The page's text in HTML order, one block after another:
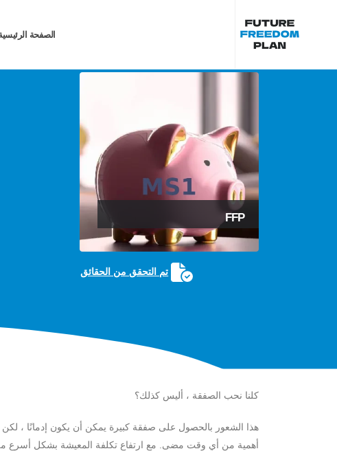
الصفحة
FFP
تم التحقق من الحقائق
كلنا نحب الصفقة ، أليس كذلك؟
هذا الشعور بالحصول على صفقة كبيرة يمكن أن يكون إدمانًا ، لكن
أهمية من أي وقت مضى. مع ارتفاع تكلفة المعيشة بشكل أسرع